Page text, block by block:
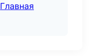
Главная